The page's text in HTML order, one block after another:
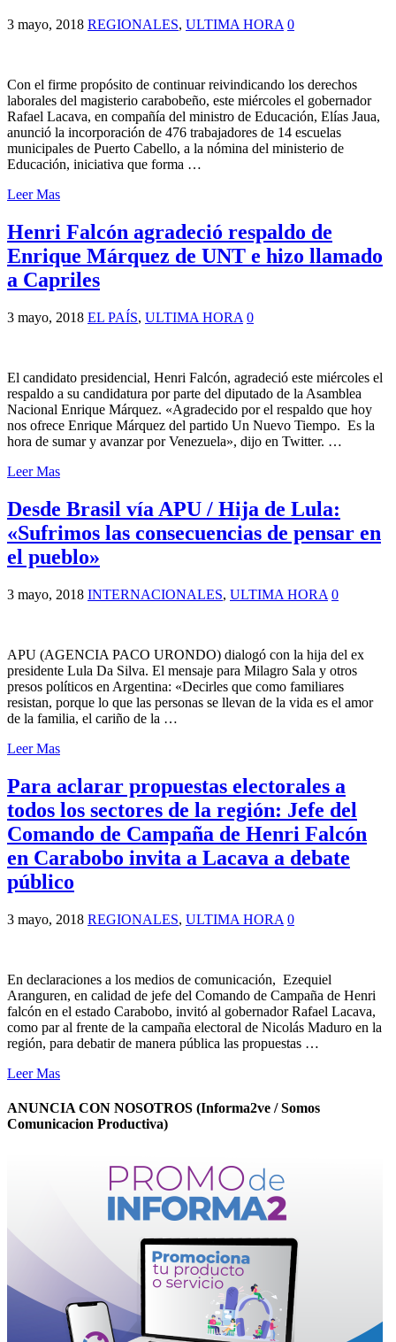
3 mayo, 2018 REGIONALES, ULTIMA HORA 0
Con el firme propósito de continuar reivindicando los derechos
laborales del magisterio carabobeño, este miércoles el gobernador
Rafael Lacava, en compañía del ministro de Educación, Elías Jaua,
anunció la incorporación de 476 trabajadores de 14 escuelas
municipales de Puerto Cabello, a la nómina del ministerio de
Educación, iniciativa que forma …
Leer Mas
Henri Falcón agradeció respaldo de
Enrique Márquez de UNT e hizo llamado
a Capriles
3 mayo, 2018 EL PAÍS, ULTIMA HORA 0
El candidato presidencial, Henri Falcón, agradeció este miércoles el
respaldo a su candidatura por parte del diputado de la Asamblea
Nacional Enrique Márquez. «Agradecido por el respaldo que hoy
nos ofrece Enrique Márquez del partido Un Nuevo Tiempo. Es la
hora de sumar y avanzar por Venezuela», dijo en Twitter. …
Leer Mas
Desde Brasil vía APU / Hija de Lula:
«Sufrimos las consecuencias de pensar en
el pueblo»
3 mayo, 2018 INTERNACIONALES, ULTIMA HORA 0
APU (AGENCIA PACO URONDO) dialogó con la hija del ex
presidente Lula Da Silva. El mensaje para Milagro Sala y otros
presos políticos en Argentina: «Decirles que como familiares
resistan, porque lo que las personas se llevan de la vida es el amor
de la familia, el cariño de la …
Leer Mas
Para aclarar propuestas electorales a
todos los sectores de la región: Jefe del
Comando de Campaña de Henri Falcón
en Carabobo invita a Lacava a debate
público
3 mayo, 2018 REGIONALES, ULTIMA HORA 0
En declaraciones a los medios de comunicación, Ezequiel
Aranguren, en calidad de jefe del Comando de Campaña de Henri
falcón en el estado Carabobo, invitó al gobernador Rafael Lacava,
como par al frente de la campaña electoral de Nicolás Maduro en la
región, para debatir de manera pública las propuestas …
Leer Mas
ANUNCIA CON NOSOTROS (Informa2ve / Somos
Comunicacion Productiva)